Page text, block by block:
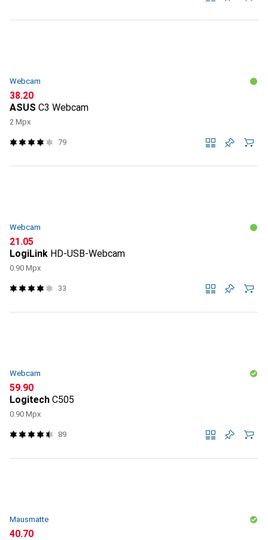
Webcam
CHF
38.20
ASUS C3 Webcam
2 Mpx
79
Webcam
CHF
21.05
LogiLink HD-USB-Webcam
0.90 Mpx
33
Webcam
CHF
59.90
Logitech C505
0.90 Mpx
89
Mausmatte
CHF
40.70